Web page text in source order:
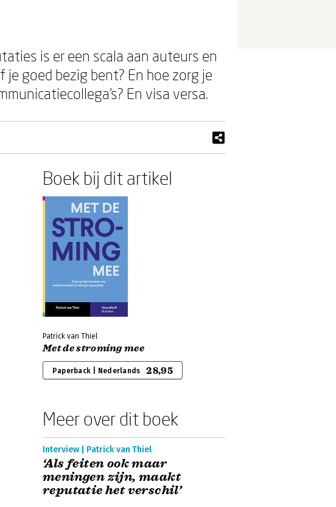
is er een scala aan auteurs en
goed bezig bent? En hoe zorg je
En visa versa.
Boek bij dit artikel
Patrick van Thiel
Met de stroming mee
Paperback | Nederlands 28,95
Meer over dit boek
Interview | Patrick van Thiel
‘Als feiten ook maar
meningen zijn, maakt
reputatie het verschil’